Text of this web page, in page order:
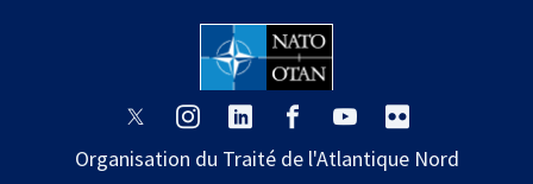
s’ouvre
un
s’ouvre
un
s’ouvre
un
s’ouvre
un
s’ouvre
un
un
Organisation du Traité de l'Atlantique Nord